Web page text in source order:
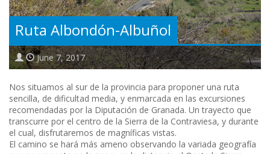
Ruta Albondón-Albuñol
June 7, 2017
Nos situamos al sur de la provincia para proponer una ruta
sencilla, de dificultad media, y enmarcada en las excursiones
recomendadas por la Diputación de Granada. Un trayecto que
transcurre por el centro de la Sierra de la Contraviesa, y durante
el cual, disfrutaremos de magníficas vistas.
El camino se hará más ameno observando la variada geografía